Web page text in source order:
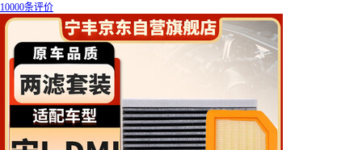
10000条评价